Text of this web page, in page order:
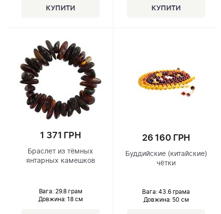
1 371 ГРН
Браслет из тёмных
янтарных камешков
Вага: 29.8 грам
Довжина: 18 см
26 160 ГРН
Буддийские (китайские)
чётки
Вага: 43.6 грама
Довжина: 50 см